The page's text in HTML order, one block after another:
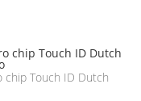
chip Touch ID Dutch